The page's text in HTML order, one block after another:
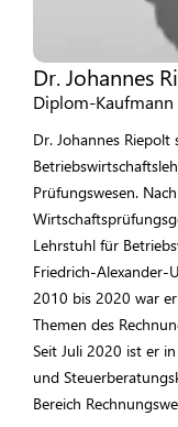
Dr. Johannes
Diplom-Kaufmann
Dr. Johannes
Prüfungswesen.
Lehrstuhl für
Friedrich-Alexander-
2010 bis 2020 war
Themen des
Seit Juli 2020 ist er
und
Bereich